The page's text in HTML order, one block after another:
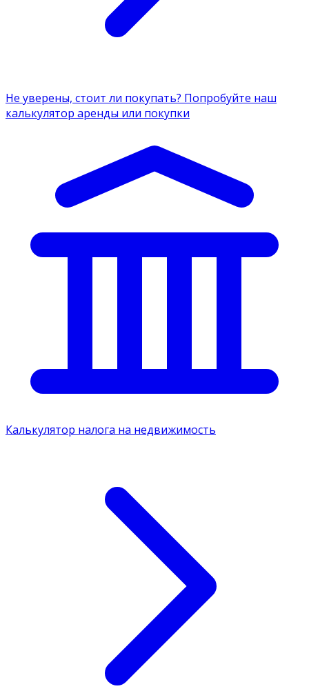
Не уверены, стоит ли покупать? Попробуйте наш
калькулятор аренды или покупки
Калькулятор налога на недвижимость